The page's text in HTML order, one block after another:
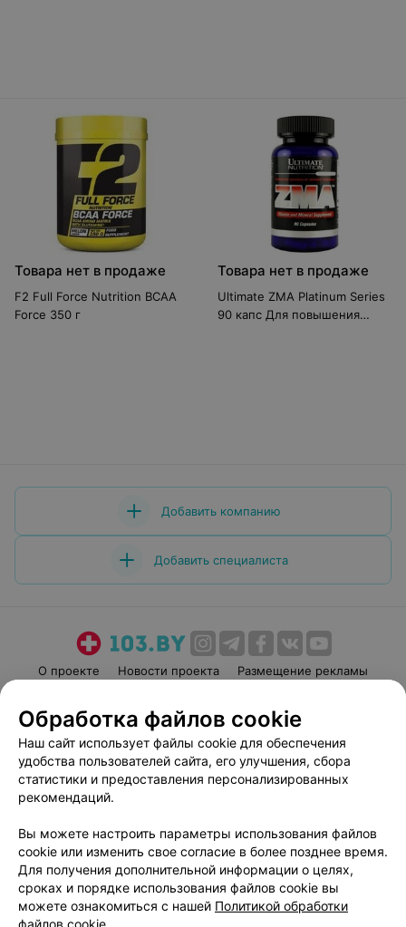
Товара нет в продаже
F2 Full Force Nutrition BCAA
Force 350 г
Товара нет в продаже
Ultimate ZMA Platinum Series
90 капс Для повышения
Добавить компанию
Добавить специалиста
О проекте Новости проекта
Размещение рекламы
Пользовательское соглашение
Способы оплаты
Вакансии
Партнеры
Написать руководителю 103.by
Обработка персональных данных
Обработка файлов cookie
Наш сайт использует файлы cookie для обеспечения
удобства пользователей сайта, его улучшения, сбора
статистики и предоставления персонализированных
рекомендаций.
Вы можете настроить параметры использования файлов
cookie или изменить свое согласие в более позднее время.
Для получения дополнительной информации о целях,
сроках и порядке использования файлов cookie вы
можете ознакомиться с нашей Политикой обработки
файлов cookie